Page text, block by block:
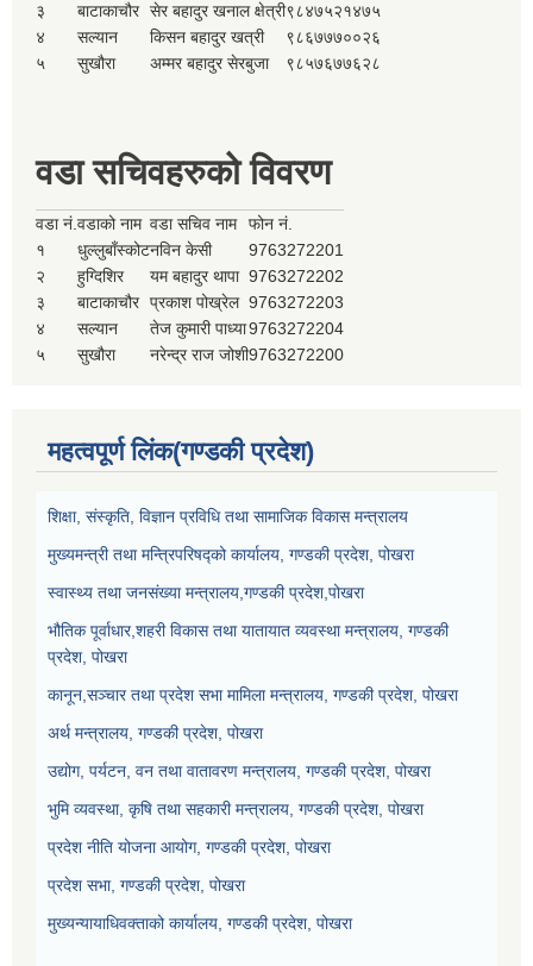
३
बाटाकाचौर सेर बहादुर खनाल क्षेत्री९८४७५२१४७५
४
सल्यान किसन बहादुर खत्री
९८६७७७००२६
५
सुखौरा अम्मर बहादुर सेरबुजा ९८५७६७७६२८
वडा सचिवहरुको विवरण
वडा नं.वडाको नाम वडा सचिव नाम
फोन नं.
१
धुल्लुबाँस्कोटनविन केसी
9763272201
२
हुग्दिशिर यम बहादुर थापा 9763272202
३
बाटाकाचौर प्रकाश पोख्रेल 9763272203
४
सल्यान तेज कुमारी पाध्या9763272204
५
सुखौरा नरेन्द्र राज जोशी9763272200
महत्वपूर्ण लिंक(गण्डकी प्रदेश)
शिक्षा, संस्कृति, विज्ञान प्रविधि तथा सामाजिक विकास मन्त्रालय
मुख्यमन्त्री तथा मन्त्रिपरिषद्को कार्यालय, गण्डकी प्रदेश, पोखरा
स्वास्थ्य तथा जनसंख्या मन्त्रालय,गण्डकी प्रदेश,पोखरा
भौतिक पूर्वाधार,शहरी विकास तथा यातायात व्यवस्था मन्त्रालय, गण्डकी
प्रदेश, पोखरा
कानून,सञ्चार तथा प्रदेश सभा मामिला मन्त्रालय, गण्डकी प्रदेश, पोखरा
अर्थ मन्त्रालय, गण्डकी प्रदेश, पोखरा
उद्योग, पर्यटन, वन तथा वातावरण मन्त्रालय, गण्डकी प्रदेश, पोखरा
भुमि व्यवस्था, कृषि तथा सहकारी मन्त्रालय, गण्डकी प्रदेश, पोखरा
प्रदेश नीति योजना आयोग, गण्डकी प्रदेश, पोखरा
प्रदेश सभा, गण्डकी प्रदेश, पोखरा
मुख्यन्यायाधिवक्ताको कार्यालय, गण्डकी प्रदेश, पोखरा